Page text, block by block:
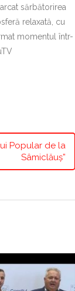
sărbătorirea
relaxată, cu
momentul într-
Popular de la
Sâmiclăuș”